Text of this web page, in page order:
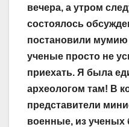
вечера, а утром
состоялось
постановили мумию
ученые просто не
приехать. Я была
археологом там! В
представители
военные, из